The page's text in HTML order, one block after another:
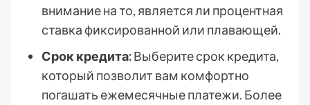
внимание на то, является ли процентная
ставка фиксированной или плавающей.
Срок кредита:Выберите срок кредита,
который позволит вам комфортно
погашать ежемесячные платежи. Более